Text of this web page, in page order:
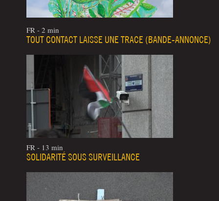
FR - 2 min
TOUT CONTACT LAISSE UNE TRACE (BANDE-ANNONCE)
FR - 13 min
SOLIDARITÉ SOUS SURVEILLANCE